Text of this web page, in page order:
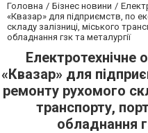
Головна Бізнес новини
«Квазар» для підприємств, по
складу залізниці, міського
обладнання гзк та металургії
Електротехнічне
«Квазар» для
ремонту рухомого
транспорту,
обладнання